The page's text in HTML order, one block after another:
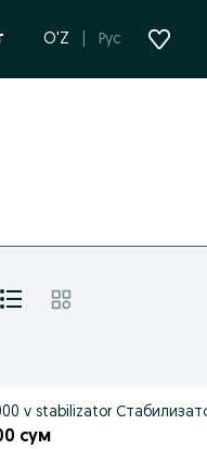
O'Z Рус
v stabilizator
сум